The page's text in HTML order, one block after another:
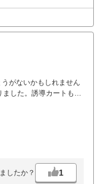
がないかもしれません
した。誘導カートも速
ません。まだ安ければ
段でこれは無理です。
したか？ 1